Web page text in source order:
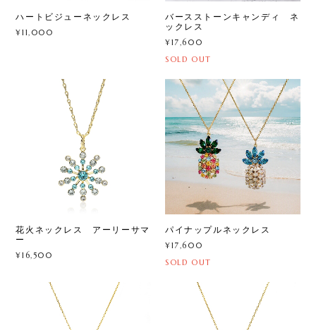
ハートビジューネックレス
¥11,000
バースストーンキャンディ ネ
ックレス
¥17,600
SOLD OUT
花火ネックレス アーリーサマ
ー
¥16,500
パイナップルネックレス
¥17,600
SOLD OUT